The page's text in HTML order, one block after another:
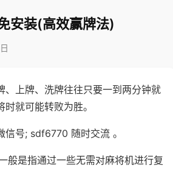
安装(高效赢牌法)
、上牌、洗牌往往只要一到两分钟就
就可能转败为胜。
号; sdf6770 随时交流 。
般是指通过一些无需对麻将机进行复